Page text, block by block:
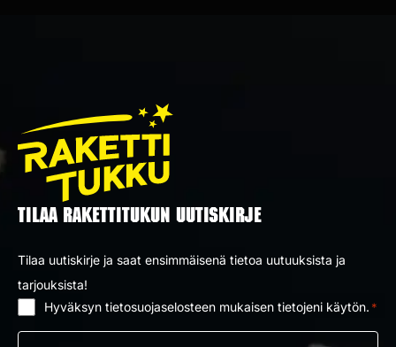
TILAA RAKETTITUKUN UUTISKIRJE
Tilaa uutiskirje ja saat ensimmäisenä tietoa uutuuksista ja
tarjouksista!
Hyväksyn tietosuojaselosteen mukaisen tietojeni käytön. *